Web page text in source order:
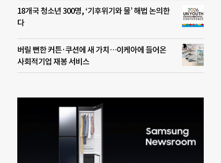
18개국 청소년 300명, ‘기후위기와 물’ 해법 논의한
다
버릴 뻔한 커튼·쿠션에 새 가치…이케아에 들어온
사회적기업 재봉 서비스